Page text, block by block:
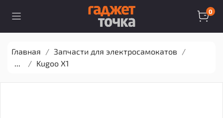
0
Главная
Запчасти для электросамокатов
...
Kugoo X1